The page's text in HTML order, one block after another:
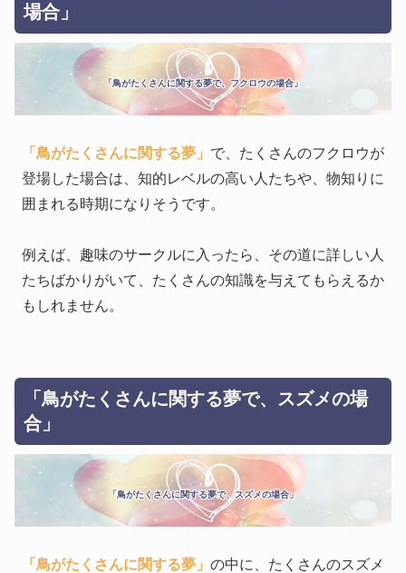
場合」
「鳥がたくさんに関する夢で、フクロウの場合」
「鳥がたくさんに関する夢」 で、たくさんのフクロウが
登場した場合は、知的レベルの高い人たちや、物知りに
囲まれる時期になりそうです。
例えば、趣味のサークルに入ったら、その道に詳しい人
たちばかりがいて、たくさんの知識を与えてもらえるか
もしれません。
「鳥がたくさんに関する夢で、スズメの場
合」
「鳥がたくさんに関する夢で、スズメの場合」
「鳥がたくさんに関する夢」 の中に、たくさんのスズメ